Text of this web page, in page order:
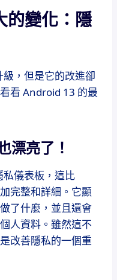
變化：隱
，但是它的改進卻
看 Android 13 的最
漂亮了！
儀表板，這比
完整和詳細。它顯
了什麼，並且還會
人資料。雖然這不
改善隱私的一個重